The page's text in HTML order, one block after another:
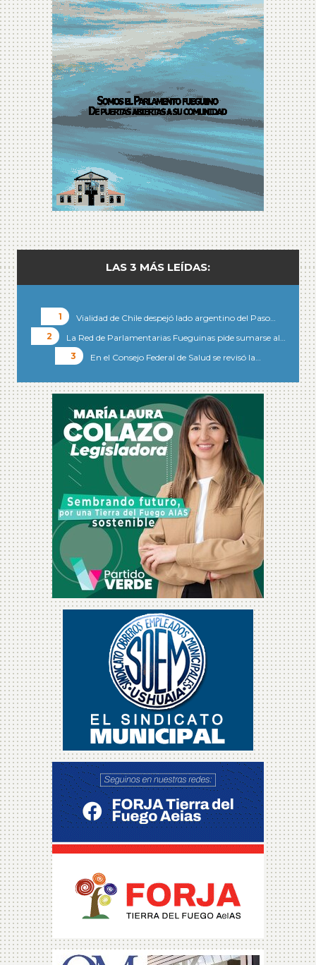
LAS 3 MÁS LEÍDAS:
Vialidad de Chile despejó lado argentino del Paso…
La Red de Parlamentarias Fueguinas pide sumarse al…
En el Consejo Federal de Salud se revisó la…